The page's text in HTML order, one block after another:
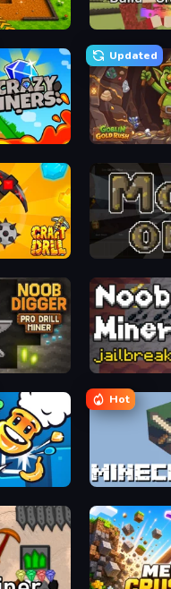
Voxiom.io
Updated
Goblin Gold
More Ore
Miner
Repeat
Hot
MineClicker